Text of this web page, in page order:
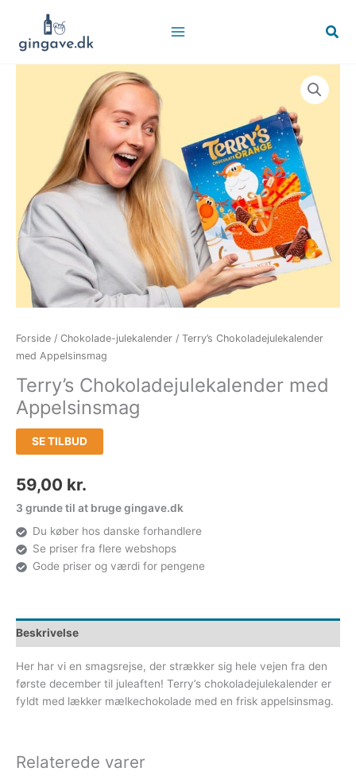
indholdet
Søg
Forside / Chokolade-julekalender / Terry’s Chokoladejulekalender
med Appelsinsmag
Terry’s Chokoladejulekalender med
Appelsinsmag
SE TILBUD
59,00 kr.
3 grunde til at bruge gingave.dk
Du køber hos danske forhandlere
Se priser fra flere webshops
Gode priser og værdi for pengene
Beskrivelse
Her har vi en smagsrejse, der strækker sig hele vejen fra den
første december til juleaften! Terry’s chokoladejulekalender er
fyldt med lækker mælkechokolade med en frisk appelsinsmag.
Relaterede varer